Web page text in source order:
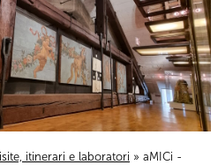
itinerari e laboratori » aMICi -